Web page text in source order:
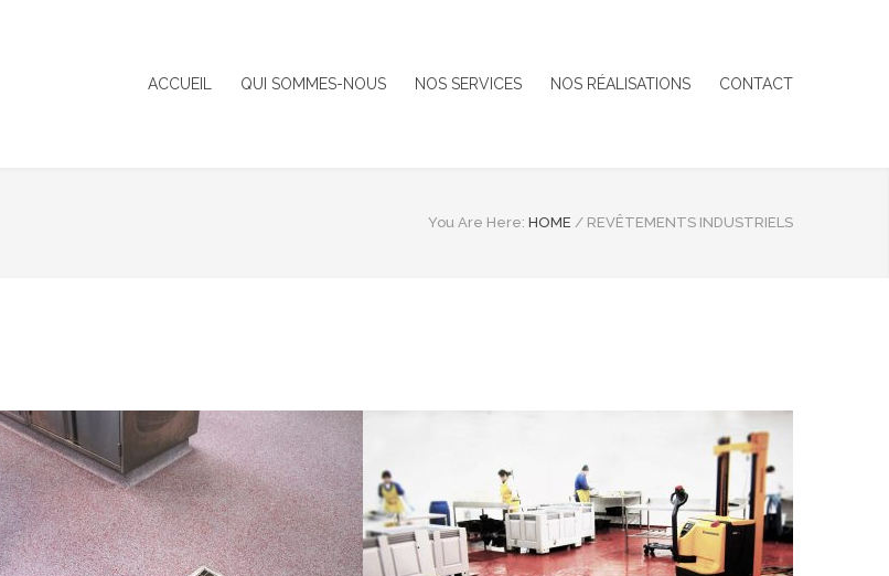
ACCUEIL QUI SOMMES-NOUS NOS SERVICES NOS RÉALISATIONS CONTACT
You Are Here: HOME / REVÊTEMENTS INDUSTRIELS